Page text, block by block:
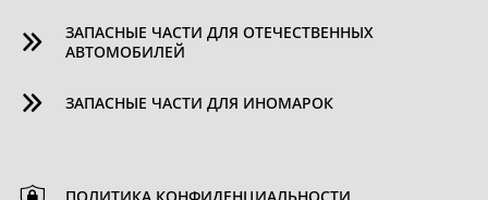
ЗАПАСНЫЕ ЧАСТИ ДЛЯ ОТЕЧЕСТВЕННЫХ
АВТОМОБИЛЕЙ
ЗАПАСНЫЕ ЧАСТИ ДЛЯ ИНОМАРОК